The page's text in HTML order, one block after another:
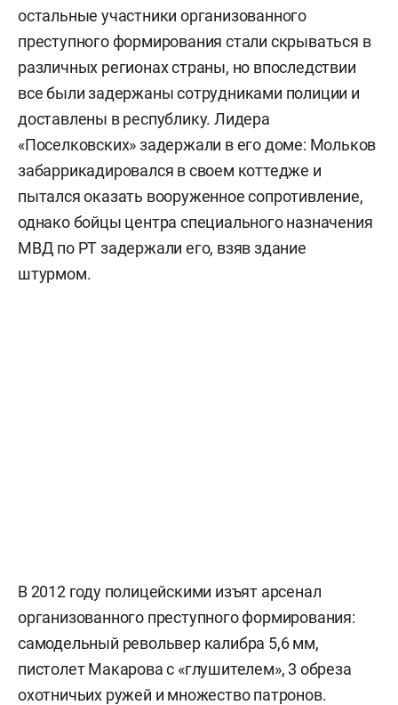
остальные участники организованного
преступного формирования стали скрываться в
различных регионах страны, но впоследствии
все были задержаны сотрудниками полиции и
доставлены в республику. Лидера
«Поселковских» задержали в его доме: Мольков
забаррикадировался в своем коттедже и
пытался оказать вооруженное сопротивление,
однако бойцы центра специального назначения
МВД по РТ задержали его, взяв здание
штурмом.
В 2012 году полицейскими изъят арсенал
организованного преступного формирования:
самодельный револьвер калибра 5,6 мм,
пистолет Макарова с «глушителем», 3 обреза
охотничьих ружей и множество патронов.